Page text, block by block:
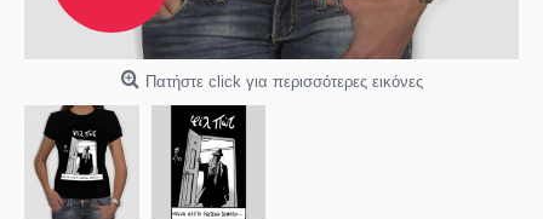
Πατήστε click για περισσότερες εικόνες